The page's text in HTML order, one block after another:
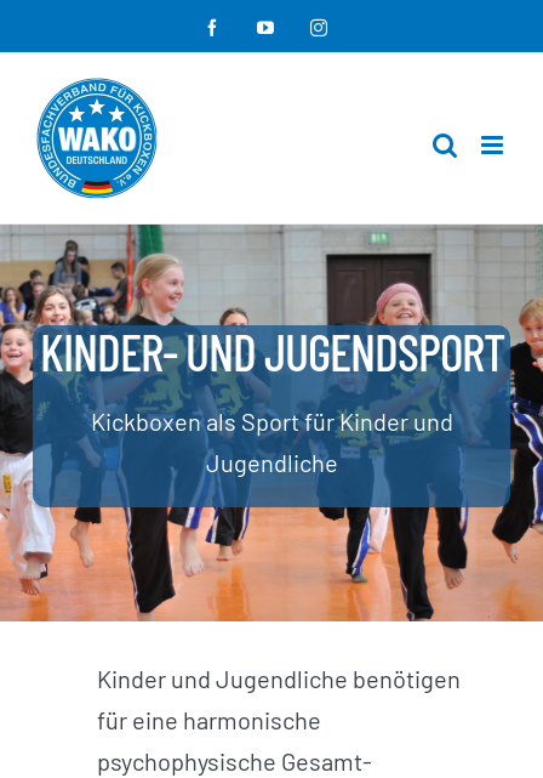
Inhalt
springen
FacebookYouTubeInstagram
KINDER- UND JUGENDSPORT
Kickboxen als Sport für Kinder und
Jugendliche
Kinder und Jugendliche benötigen
für eine harmonische
psychophysische Gesamt-